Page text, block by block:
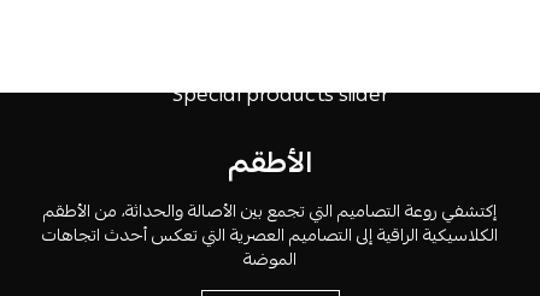
الأطقم
إكتشفي روعة التصاميم التي تجمع بين الأصالة والحداثة، من الأطقم
الكلاسيكية الراقية إلى التصاميم العصرية التي تعكس أحدث اتجاهات
الموضة